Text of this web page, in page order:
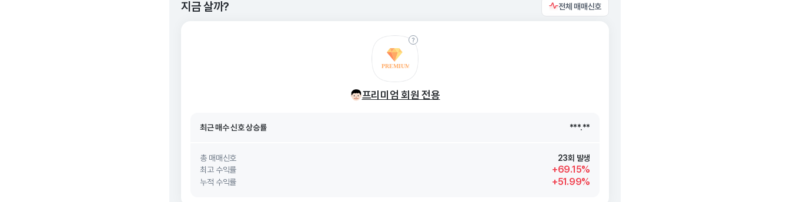
지금 살까? 전체 매매신호
프리미엄 회원 전용
최근 매수 신호26. 08/09 ***.**
총 매매신호
23회 발생
최고 수익률
+69.15%
누적 수익률 +51.99%